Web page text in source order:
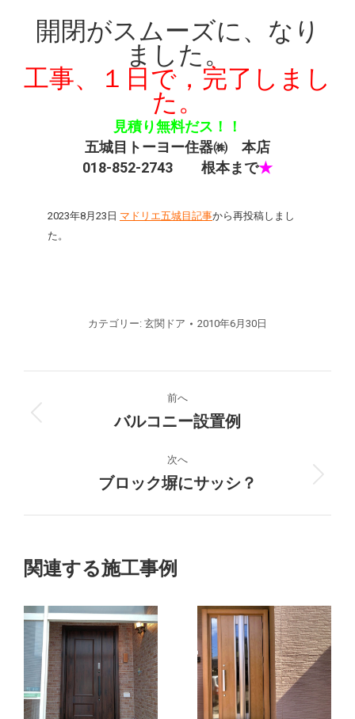
開閉がスムーズに、なり
ました。
工事、１日で，完了しまし
た。
見積り無料だス！！
五城目トーヨー住器㈱ 本店
018-852-2743 根本まで★
2023年8月23日 マドリエ五城目記事から再投稿しまし
た。
カテゴリー: 玄関ドア 2010年6月30日
ロ
ト
ナ
ビ
ゲ
前へ
前
プ
ロ
ェ
ト:
バルコニー設置例
次へ
次
ジ
ェ
ブロック塀にサッシ？
関連する施工事例